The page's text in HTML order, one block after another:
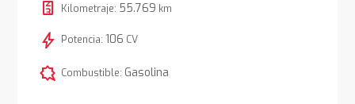
Kilometraje: 55.769 km
bolt Potencia: 106 CV
comic_bubble Combustible: Gasolina